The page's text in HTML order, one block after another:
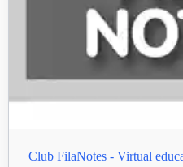
Club FilaNotes - Virtual